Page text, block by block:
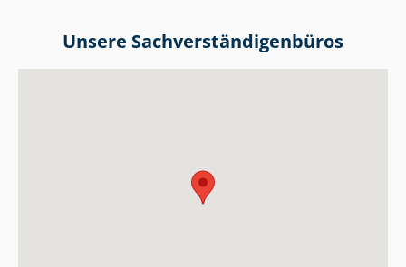
Unsere Sach­ver­stän­di­gen­bü­ros